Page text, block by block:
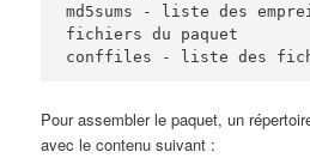
md5sums - liste des
fichiers du paquet
Pour assembler le paquet, un
avec le contenu suivant :